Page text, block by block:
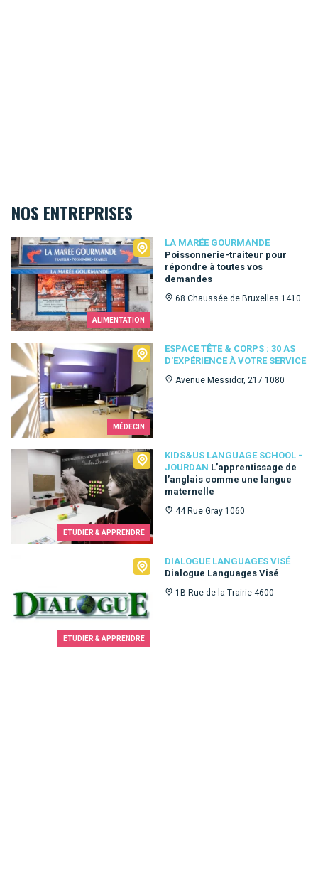
NOS ENTREPRISES
ALIMENTATION
LA MARÉE GOURMANDE
Poissonnerie-traiteur pour
répondre à toutes vos
demandes
68 Chaussée de Bruxelles 1410
La Marée Gourmande
MÉDECIN
ESPACE TÊTE & CORPS : 30 AS
D'EXPÉRIENCE À VOTRE SERVICE
Avenue Messidor, 217 1080
Espace Tête & Corps : 30 as d'expérience à votre service
ETUDIER & APPRENDRE
KIDS&US LANGUAGE SCHOOL -
JOURDAN L’apprentissage de
l’anglais comme une langue
maternelle
44 Rue Gray 1060
Kids&Us language school - Jourdan
ETUDIER & APPRENDRE
DIALOGUE LANGUAGES VISÉ
Dialogue Languages Visé
1B Rue de la Trairie 4600
Dialogue Languages Visé